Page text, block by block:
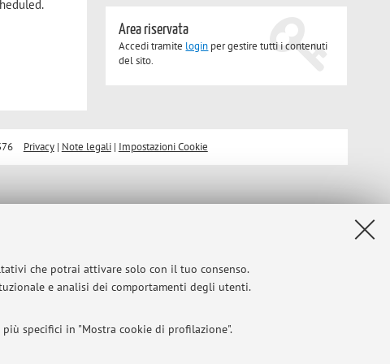
che potrai attivare solo con il tuo consenso.
e analisi dei comportamenti degli utenti.
specifici in "Mostra cookie di profilazione".
Area riservata
Accedi tramite login per gestire tutti i contenuti
del sito.
Privacy| Note legali| Impostazioni Cookie